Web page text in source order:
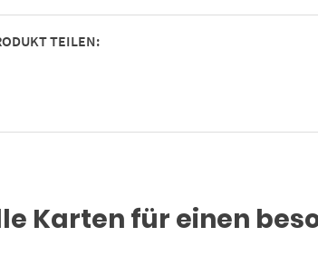
TEILEN:
Karten für einen